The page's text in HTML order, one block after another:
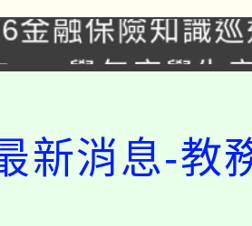
)教師甄選結果(
金融保險知識
動
115學年度學生
)教師甄選結果(
校115學年度第
)教師甄選結果
國文化大學推廣
新消息-教